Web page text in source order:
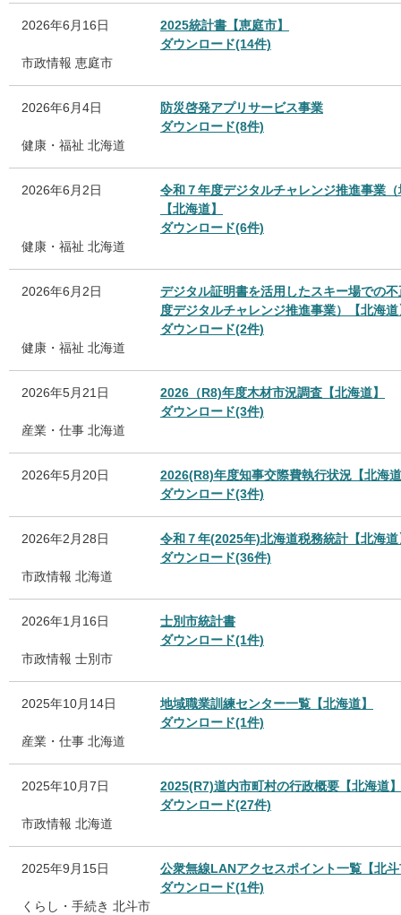
2026年6月16日
2025統計書【恵庭市】
ダウンロード(14件)
市政情報 恵庭市
2026年6月4日
防災啓発アプリサービス事業
ダウンロード(8件)
健康・福祉 北海道
2026年6月2日
令和７年度デジタルチャレンジ推進事業
【北海道】
ダウンロード(6件)
健康・福祉 北海道
2026年6月2日
デジタル証明書を活用したスキー場での
度デジタルチャレンジ推進事業）【北海道
ダウンロード(2件)
健康・福祉 北海道
2026年5月21日
2026（R8)年度木材市況調査【北海道】
ダウンロード(3件)
産業・仕事 北海道
2026年5月20日
2026(R8)年度知事交際費執行状況【北海
ダウンロード(3件)
2026年2月28日
令和７年(2025年)北海道税務統計【北海道
ダウンロード(36件)
市政情報 北海道
2026年1月16日
士別市統計書
ダウンロード(1件)
市政情報 士別市
2025年10月14日
地域職業訓練センター一覧【北海道】
ダウンロード(1件)
産業・仕事 北海道
2025年10月7日
2025(R7)道内市町村の行政概要【北海道】
ダウンロード(27件)
市政情報 北海道
2025年9月15日
公衆無線LANアクセスポイント一覧【北
ダウンロード(1件)
くらし・手続き 北斗市